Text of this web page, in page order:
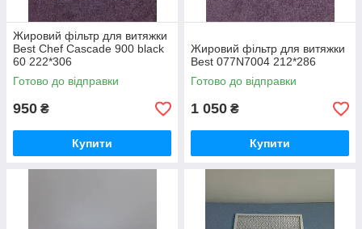
Жировий фільтр для витяжки
Best Chef Cascade 900 black
60 222*306
Готово до відправки
950 ₴
Купити
Жировий фільтр для витяжки
Best 077N7004 212*286
Готово до відправки
1 050 ₴
Купити